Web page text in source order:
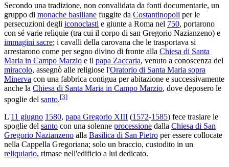
Secondo una tradizione, non convalidata da fonti documentarie, un
gruppo di monache basiliane fuggite da Costantinopoli per le
persecuzioni degli iconoclasti e giunte a Roma nel 750, portarono
con sé varie reliquie (tra cui il corpo di san Gregorio Nazianzeno) e
immagini sacre; i cavalli della carovana che le trasportava si
arrestarono come per segno divino di fronte alla Chiesa di Santa
Maria in Campo Marzio e il papa Zaccaria, venuto a conoscenza del
miracolo, assegnò alle religiose l'Oratorio di Santa Maria sopra
Minerva con una fabbrica contigua per abitazione e successivamente
anche la Chiesa di Santa Maria in Campo Marzio, dove deposero le
spoglie del santo.[3]
L'11 giugno 1580, papa Gregorio XIII (1572-1585) fece traslare le
spoglie del santo con una solenne processione dalla Chiesa di San
Gregorio Nazianzeno alla Basilica di San Pietro per essere collocate
nella Cappella Gregoriana; solo un braccio, custodito in un
reliquiario, rimase nell'edificio a lui dedicato.